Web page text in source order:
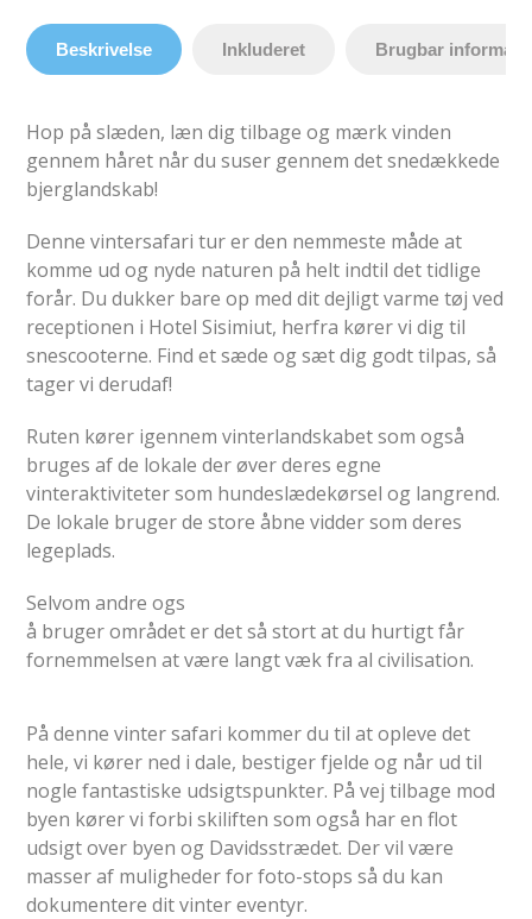
Beskrivelse Inkluderet Brugbar
Hop på slæden, læn dig tilbage og mærk vinden
gennem håret når du suser gennem det snedækkede
bjerglandskab!
Denne vintersafari tur er den nemmeste måde at
komme ud og nyde naturen på helt indtil det tidlige
forår. Du dukker bare op med dit dejligt varme tøj ved
receptionen i Hotel Sisimiut, herfra kører vi dig til
snescooterne. Find et sæde og sæt dig godt tilpas, så
tager vi derudaf!
Ruten kører igennem vinterlandskabet som også
bruges af de lokale der øver deres egne
vinteraktiviteter som hundeslædekørsel og langrend.
De lokale bruger de store åbne vidder som deres
legeplads.
Selvom andre ogs
å bruger området er det så stort at du hurtigt får
fornemmelsen at være langt væk fra al civilisation.
På denne vinter safari kommer du til at opleve det
hele, vi kører ned i dale, bestiger fjelde og når ud til
nogle fantastiske udsigtspunkter. På vej tilbage mod
byen kører vi forbi skiliften som også har en flot
udsigt over byen og Davidsstrædet. Der vil være
masser af muligheder for foto-stops så du kan
dokumentere dit vinter eventyr.